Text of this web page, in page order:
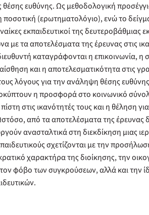
ευθύνης. Ως μεθοδολογική
(ερωτηματολόγιο), ενώ το
εκπαιδευτικοί της δευτεροβάθμιας
με τα αποτελέσματα της έρευνας στις
καταγράφονται η επικοινωνία, η
και η αποτελεσματικότητα στις
λόγους για την ανάληψη θέσης
η προσφορά στο κοινωνικό
στις ικανότητές τους και η θέληση
από τα αποτελέσματα της έρευνας
ανασταλτικά στη διεκδίκηση μιας
σχετίζονται με την
χαρακτήρα της διοίκησης, την
φόβο των συγκρούσεων, αλλά και την